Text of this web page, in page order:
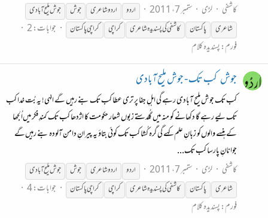
کاشفی
لڑی ستمبر 7، 2011 اردو اردو شاعری جوش جوشملیحآبادی
شاعری
پاکستان کاشفی کی پسندیدہ شاعری کراچی کراچی پاکستان
جوابات: 2
فورم:پسندیدہ کلام
جوشکب تک - جوش ملیح آبادی
کب تک جوش ملیح آبادی رہے گی اہلِ جفا پر تری عطا کب تک بنے رہیں گے الہٰی! یہ بُت خدا کب
تک لیے رہے گا دکھانے کو منہ میں گُلدستے زبوں شعار حکومت کا اژدھا کب تک کمندِ فکر میں‌اُلجھا
کے ہنسے والوں‌کو زبانِ علم کہے گی گرہ کُشا کب تک کوئی بتاؤ یہ پیرانِ دامن آلودہ بنے رہیں‌گے
جوانانِ پارسا کب تک...
کاشفی
لڑی ستمبر 7، 2011 اردو اردو شاعری جوش جوشملیحآبادی
شاعری
پاکستان کاشفی کی پسندیدہ شاعری کراچی کراچی پاکستان
جوابات: 4
فورم:پسندیدہ کلام